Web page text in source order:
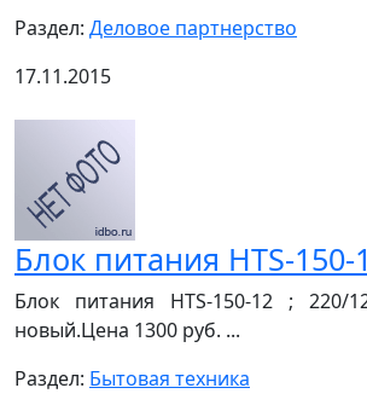
Раздел: Деловое партнерство
17.11.2015
Блок питания HTS-150-
Блок питания HTS-150-12 ; 220/
новый.Цена 1300 руб. ...
Раздел: Бытовая техника